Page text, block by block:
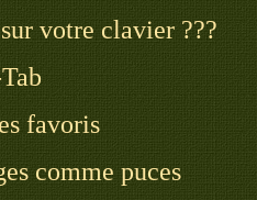
votre clavier ???
favoris
comme puces